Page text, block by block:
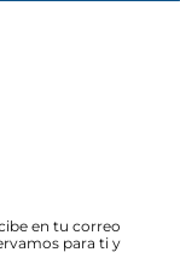
en tu correo
para ti y